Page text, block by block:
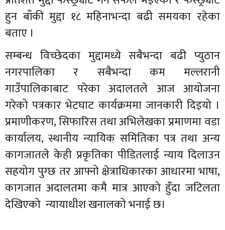
हुन बाँकी मुद्दा १८ महिनाभन्दा बढी समयका रहेका
बताए ।
सम्बन्ध विच्छेदका मुद्दामध्ये सबैभन्दा बढी प्युठान
नगरपालिका र सबैभन्दा कम मल्लरानी
गाउँपालिकाबाट परेका अदालतले आज आयोजना
गरेको पत्रकार भेटघाट कार्यक्रममा जानकारी दिइयो ।
प्रमाणीकरण, सिफारिस तथा अभिलेखका प्रमाणमा वडा
कार्यालय, स्थानीय न्यायिक समितिका पत्र तथा अन्य
कागजातले केही प्रकृतिका पीडितलाई न्याय दिलाउन
सहयोग पुग्छ तर आफ्नो क्षेत्राधिकारका आधारमा भाषा,
कागजात अदालतमा कमै मात्र आएको हुँदा जटिलता
देखिएको न्यायाधीश खनालको भनाई छ।